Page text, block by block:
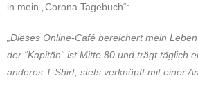
in mein „Corona Tagebuch“:
„Dieses Online-Café bereichert mein
der “Kapitän“ ist Mitte 80 und trägt täglich
anderes T-Shirt, stets verknüpft mit einer